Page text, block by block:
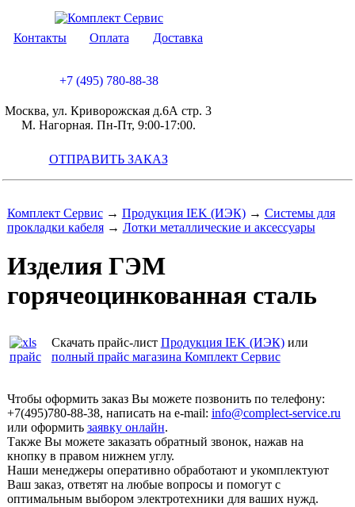
Контакты Оплата Доставка
+7 (495) 780-88-38
Москва, ул. Криворожская д.6А стр. 3
М. Нагорная. Пн-Пт, 9:00-17:00.
ОТПРАВИТЬ ЗАКАЗ
Комплект Сервис→ Продукция IEK (ИЭК)→ Системы для
прокладки кабеля→ Лотки металлические и аксессуары
Изделия ГЭМ
горячеоцинкованная сталь
Скачать прайс-лист Продукция IEK (ИЭК)или
полный прайс магазина Комплект Сервис
Чтобы оформить заказ Вы можете позвонить по телефону:
+7(495)780-88-38, написать на e-mail: info@complect-service.ru
или оформить заявку онлайн.
Также Вы можете заказать обратный звонок, нажав на
кнопку в правом нижнем углу.
Наши менеджеры оперативно обработают и укомплектуют
Ваш заказ, ответят на любые вопросы и помогут с
оптимальным выбором электротехники для ваших нужд.